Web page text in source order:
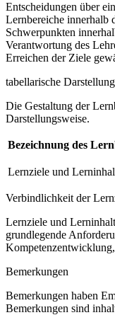
Entscheidungen über
Lernbereiche innerhalb
Schwerpunkten
Verantwortung des
Erreichen der Ziele
tabellarische
Die Gestaltung der
Darstellungsweise.
Bezeichnung des
Lernziele und
Verbindlichkeit der
Lernziele und
grundlegende
Bemerkungen
Bemerkungen haben
Bemerkungen sind